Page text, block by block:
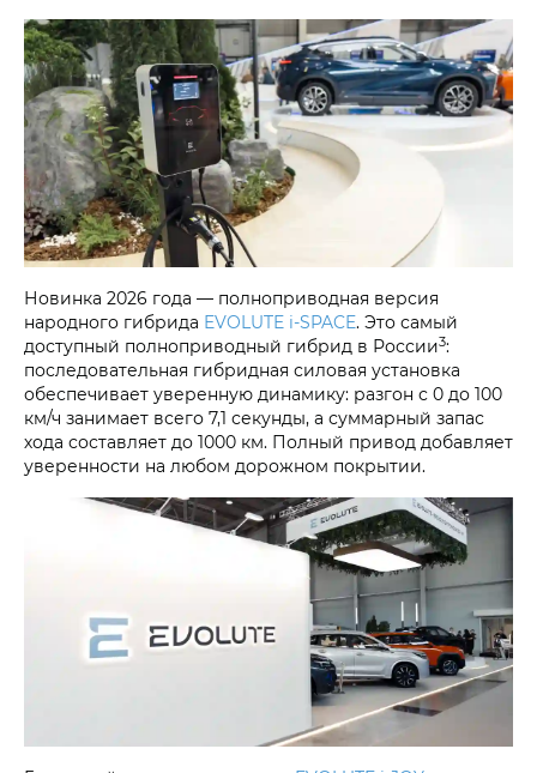
Новинка 2026 года — полноприводная версия
народного гибрида EVOLUTE i‑SPACE. Это самый
доступный полноприводный гибрид в России3:
последовательная гибридная силовая установка
обеспечивает уверенную динамику: разгон с 0 до 100
км/ч занимает всего 7,1 секунды, а суммарный запас
хода составляет до 1000 км. Полный привод добавляет
уверенности на любом дорожном покрытии.